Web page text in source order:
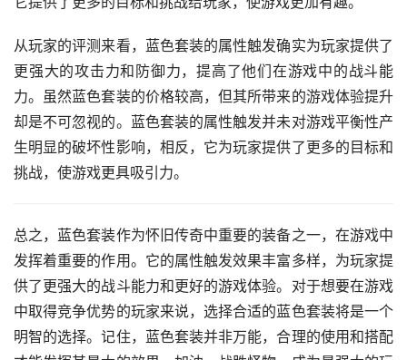
从玩家的评测来看，蓝色套装的属性触发确实为玩家提供了
更强大的攻击力和防御力，提高了他们在游戏中的战斗能
力。虽然蓝色套装的价格较高，但其所带来的游戏体验提升
却是不可忽视的。蓝色套装的属性触发并未对游戏平衡性产
生明显的破坏性影响，相反，它为玩家提供了更多的目标和
挑战，使游戏更具吸引力。
总之，蓝色套装作为怀旧传奇中重要的装备之一，在游戏中
发挥着重要的作用。它的属性触发效果丰富多样，为玩家提
供了更强大的战斗能力和更好的游戏体验。对于想要在游戏
中取得竞争优势的玩家来说，选择合适的蓝色套装将是一个
明智的选择。记住，蓝色套装并非万能，合理的使用和搭配